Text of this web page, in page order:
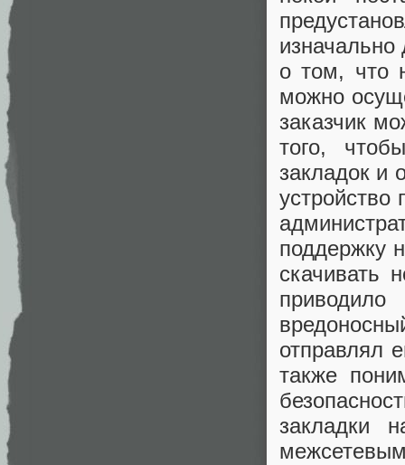
о том, что
можно
заказчик
того,
закладок и
устройство
поддержку
скачивать
отправлял
также
закладки